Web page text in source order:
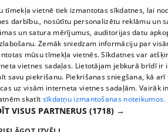
комментариев
TВ-программа
Условия договора
360 Ziņu kontakti
Helio Media
Служба помощи портала: э-почта -
tīmekļa vietnē tiek izmantotas sīkdatnes, lai
darbību., nosūtītu personalizētu reklāmu un
un satura mērījumus, auditorijas datu
Zemāk sniedzam informāciju par
mūsu tīmekļa vietnēs. Sīkdatnes var
vietnes sadaļas. Lietotājam jebkurā brīdī ir
savu piekrišanu. Piekrišanas sniegšana, kā
uz visām interneta vietnes sadaļām. Vairāk
skatīt sīkdatņu izmantošanas noteikumos.
VISUS PARTNERUS (1718) →